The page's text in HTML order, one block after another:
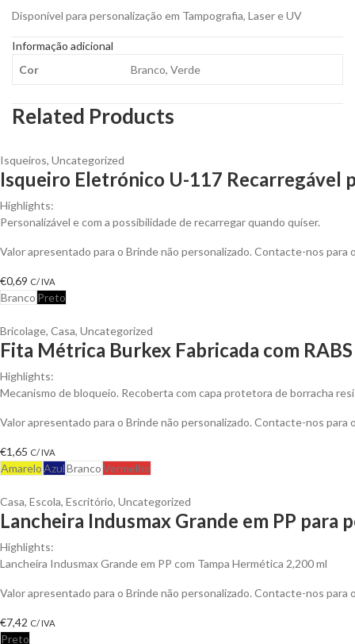
Disponível para personalização em Tampografia, Laser e UV
Informação adicional
Cor
Branco, Verde
Related Products
Isqueiros, Uncategorized
Isqueiro Eletrónico U-117 Recarregável
Highlights:
Personalizável e com a possibilidade de recarregar quando quiser.
Valor apresentado para o Brinde não personalizado. Contacte-nos
€0,69 C/ IVA
Branco Preto
Bricolage, Casa, Uncategorized
Fita Métrica Burkex Fabricada com
Highlights:
Mecanismo de bloqueio. Recoberta com capa protetora de borracha
Valor apresentado para o Brinde não personalizado. Contacte-nos
€1,65 C/ IVA
AmareloAzulBrancoVermelho
Casa, Escola, Escritório, Uncategorized
Lancheira Indusmax Grande em PP para
Highlights:
Lancheira Indusmax Grande em PP com Tampa Hermética 2,200 ml
Valor apresentado para o Brinde não personalizado. Contacte-nos
€7,42 C/ IVA
Preto